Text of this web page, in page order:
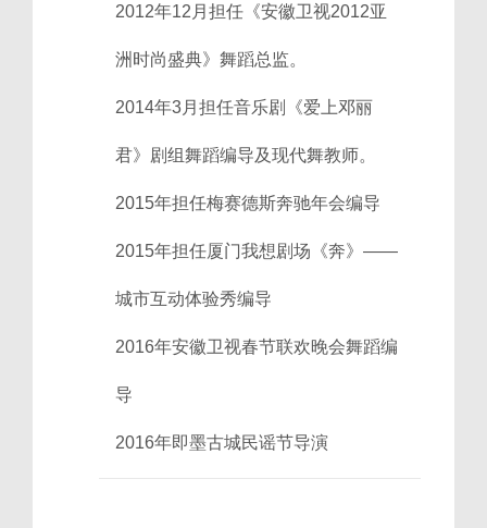
2012年12月担任《安徽卫视2012亚
洲时尚盛典》舞蹈总监。
2014年3月担任音乐剧《爱上邓丽
君》剧组舞蹈编导及现代舞教师。
2015年担任梅赛德斯奔驰年会编导
2015年担任厦门我想剧场《奔》——
城市互动体验秀编导
2016年安徽卫视春节联欢晚会舞蹈编
导
2016年即墨古城民谣节导演